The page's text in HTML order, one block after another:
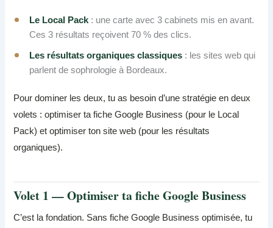
Le Local Pack : une carte avec 3 cabinets mis en avant.
Ces 3 résultats reçoivent 70 % des clics.
Les résultats organiques classiques : les sites web qui
parlent de sophrologie à Bordeaux.
Pour dominer les deux, tu as besoin d’une stratégie en deux
volets : optimiser ta fiche Google Business (pour le Local
Pack) et optimiser ton site web (pour les résultats
organiques).
Volet 1 — Optimiser ta fiche Google Business
C’est la fondation. Sans fiche Google Business optimisée, tu